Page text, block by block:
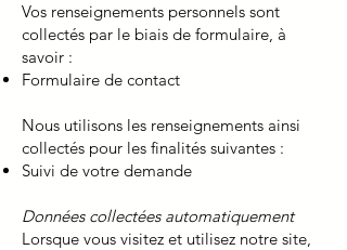
Vos renseignements personnels sont
collectés par le biais de formulaire, à
savoir :
Formulaire de contact
Nous utilisons les renseignements ainsi
collectés pour les finalités suivantes :
Suivi de votre demande
Données collectées automatiquement
Lorsque vous visitez et utilisez notre site,